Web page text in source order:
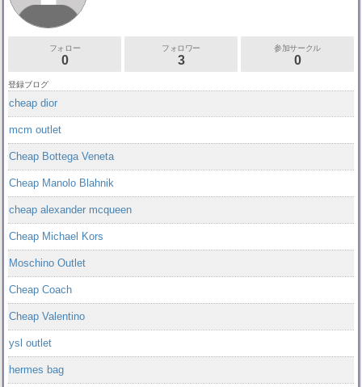
フォロー
0
フォロワー
3
参加サークル
0
登録ブログ
cheap dior
mcm outlet
Cheap Bottega Veneta
Cheap Manolo Blahnik
cheap alexander mcqueen
Cheap Michael Kors
Moschino Outlet
Cheap Coach
Cheap Valentino
ysl outlet
hermes bag